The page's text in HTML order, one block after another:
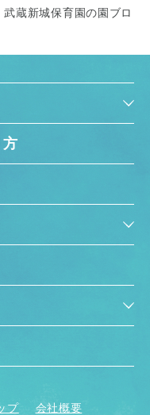
武蔵新城保育園の園ブロ
プ 会社概要